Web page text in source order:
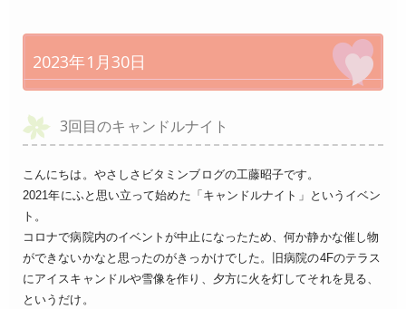
2023年1月30日
3回目のキャンドルナイト
こんにちは。やさしさビタミンブログの工藤昭子です。
2021年にふと思い立って始めた「キャンドルナイト」というイベン
ト。
コロナで病院内のイベントが中止になったため、何か静かな催し物
ができないかなと思ったのがきっかけでした。旧病院の4Fのテラス
にアイスキャンドルや雪像を作り、夕方に火を灯してそれを見る、
というだけ。